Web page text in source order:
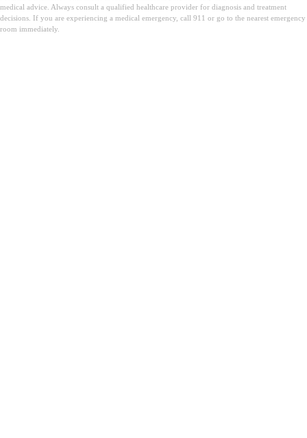
medical advice. Always consult a qualified healthcare provider for diagnosis and treatment
decisions. If you are experiencing a medical emergency, call 911 or go to the nearest emergency
room immediately.